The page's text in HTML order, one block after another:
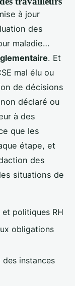
à jour
des
maladie…
. Et
mal élu ou
de décisions
déclaré ou
à des
que les
étape, et
des
situations de
politiques RH
obligations
instances